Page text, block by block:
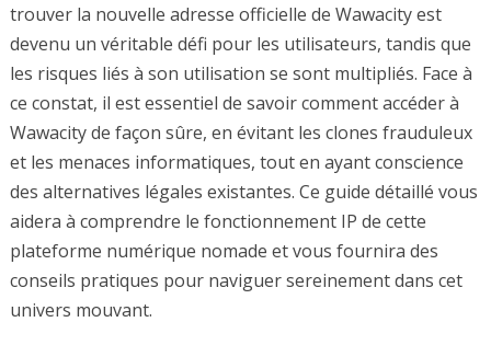
trouver la nouvelle adresse officielle de Wawacity est
devenu un véritable défi pour les utilisateurs, tandis que
les risques liés à son utilisation se sont multipliés. Face à
ce constat, il est essentiel de savoir comment accéder à
Wawacity de façon sûre, en évitant les clones frauduleux
et les menaces informatiques, tout en ayant conscience
des alternatives légales existantes. Ce guide détaillé vous
aidera à comprendre le fonctionnement IP de cette
plateforme numérique nomade et vous fournira des
conseils pratiques pour naviguer sereinement dans cet
univers mouvant.